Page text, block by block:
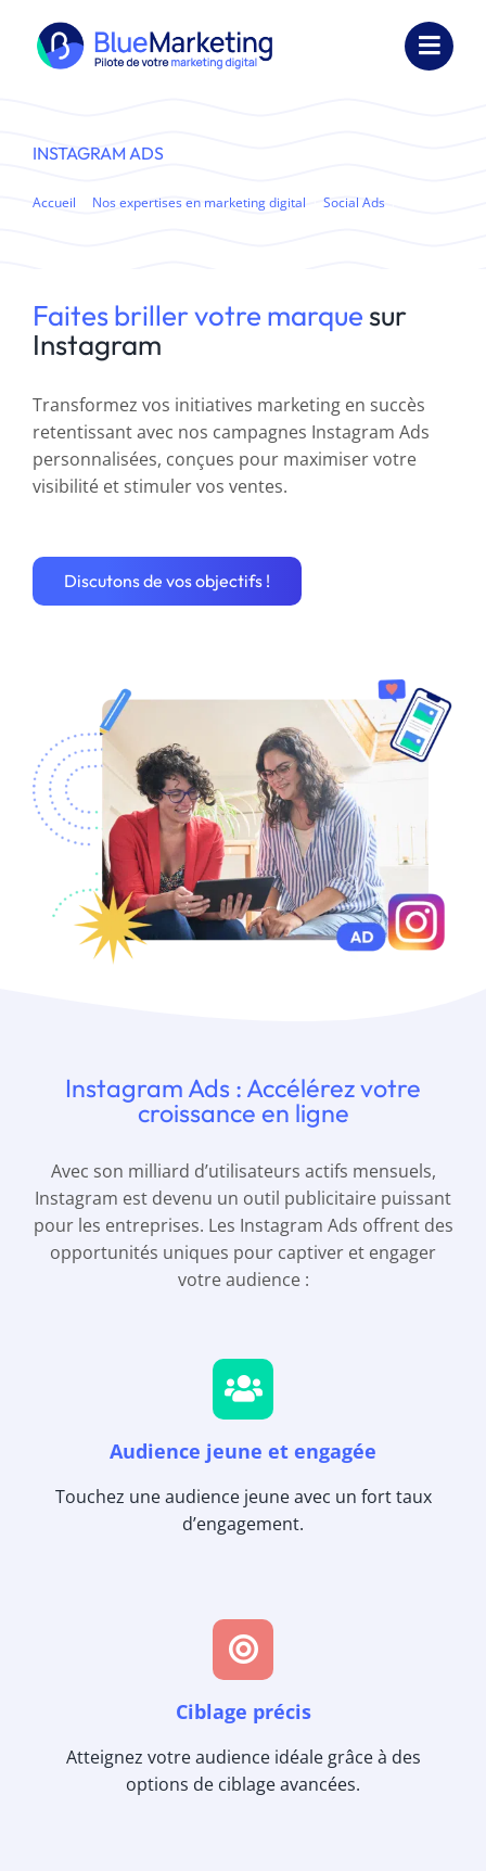
contenu
Ressources
Société
Nous contacter
INSTAGRAM ADS
Accueil Nos expertises en marketing digital
Social Ads
Faites briller votre marque sur
Instagram
Transformez vos initiatives marketing en succès
retentissant avec nos campagnes Instagram Ads
personnalisées, conçues pour maximiser votre
visibilité et stimuler vos ventes.
Discutons de vos objectifs !
Instagram Ads : Accélérez votre
croissance en ligne
Avec son milliard d’utilisateurs actifs mensuels,
Instagram est devenu un outil publicitaire puissant
pour les entreprises. Les Instagram Ads offrent des
opportunités uniques pour captiver et engager
votre audience :
Audience jeune et engagée
Touchez une audience jeune avec un fort taux
d’engagement.
Ciblage précis
Atteignez votre audience idéale grâce à des
options de ciblage avancées.